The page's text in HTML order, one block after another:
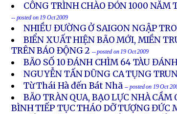
CÔNG TRÌNH CHÀO ĐÓN 1000 NĂM
-- posted on 19 Oct 2009
NHIỀU ĐƯỜNG Ở SAIGON NGẬP
BIỂN XUẤT HIỆN BÃO MỚI, MIỀN
TRÊN BÁO ĐỘNG 2 -- posted on 19 Oct 2009
BÃO SỐ 10 ĐÁNH CHÌM 64 TÀU
NGUYỄN TẤN DŨNG CA TỤNG
Từ Thái Hà đến Bát Nhã -- posted on 19 Oct
BÃO TRÀN QUA, BẠO LỰC NHÀ
BÌNH TIẾP TỤC THÁO DỠ TƯỢNG ĐỨC